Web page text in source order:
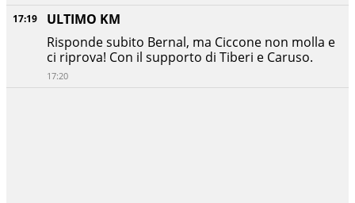
17:19
ULTIMO KM
Risponde subito Bernal, ma Ciccone non molla e
ci riprova! Con il supporto di Tiberi e Caruso.
17:20